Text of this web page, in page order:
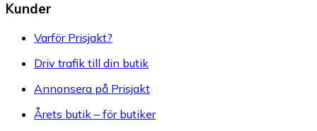
Kunder
Varför Prisjakt?
Driv trafik till din butik
Annonsera på Prisjakt
Årets butik – för butiker